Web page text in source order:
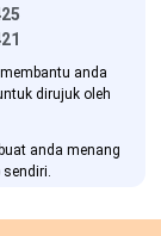
anda
dirujuk oleh
anda menang